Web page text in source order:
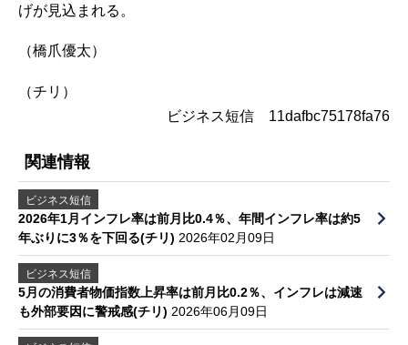
げが見込まれる。
（橋爪優太）
（チリ）
ビジネス短信 11dafbc75178fa76
関連情報
ビジネス短信
2026年1月インフレ率は前月比0.4％、年間インフレ率は約5
年ぶりに3％を下回る(チリ) 2026年02月09日
ビジネス短信
5月の消費者物価指数上昇率は前月比0.2％、インフレは減速
も外部要因に警戒感(チリ) 2026年06月09日